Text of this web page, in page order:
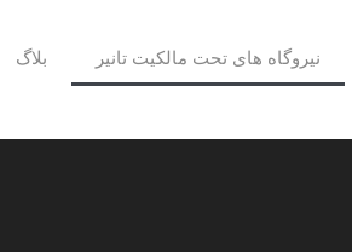
نیروگاه های تحت مالکیت تانیر بلاگ